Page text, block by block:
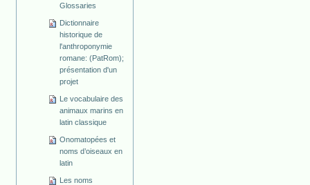
Glossaries
Dictionnaire
historique de
l'anthroponymie
romane: (PatRom);
présentation d'un
projet
Le vocabulaire des
animaux marins en
latin classique
Onomatopées et
noms d’oiseaux en
latin
Les noms